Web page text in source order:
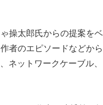
操太郎氏からの提案を
者のエピソードなどか
ネットワークケーブル